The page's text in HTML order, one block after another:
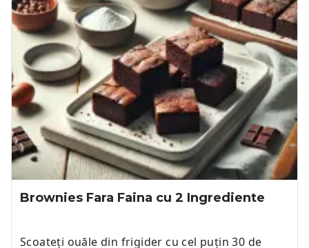
Brownies Fara Faina cu 2 Ingrediente
Scoateți ouăle din frigider cu cel puțin 30 de